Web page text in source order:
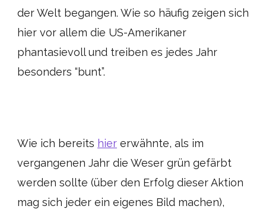
der Welt begangen. Wie so häufig zeigen sich
hier vor allem die US-Amerikaner
phantasievoll und treiben es jedes Jahr
besonders “bunt”.
Wie ich bereits hier erwähnte, als im
vergangenen Jahr die Weser grün gefärbt
werden sollte (über den Erfolg dieser Aktion
mag sich jeder ein eigenes Bild machen),